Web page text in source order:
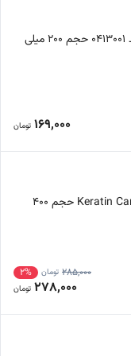
نرم کننده مو ایروکس کد 0413001 حجم 200 میلی
169,000 تومان
نرم‌کننده مو الیو مدل Keratin Care حجم 400
285,000 تومان 2%
278,000 تومان